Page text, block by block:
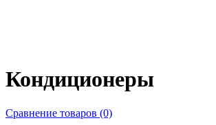
Кондиционеры
Сравнение товаров (0)